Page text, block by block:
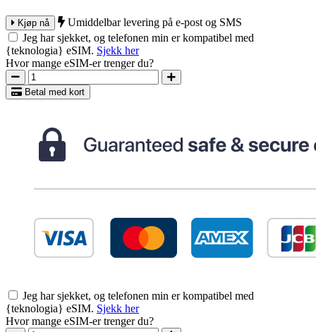
Kjøp nå
Umiddelbar levering på e-post og SMS
Jeg har sjekket, og telefonen min er kompatibel med
{teknologia} eSIM. Sjekk her
Hvor mange eSIM-er trenger du?
Betal med kort
Jeg har sjekket, og telefonen min er kompatibel med
{teknologia} eSIM. Sjekk her
Hvor mange eSIM-er trenger du?